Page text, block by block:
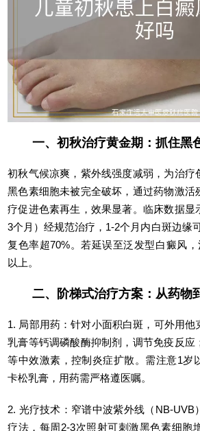
一、初秋治疗黄金期：抓住黑
初秋气候凉爽，紫外线强度减弱，为治疗
黑色素细胞未被完全破坏，通过药物激活
疗促进色素再生，效果显著。临床数据显
3个月）经规范治疗，1-2个月内白斑边缘
复色率超70%。若延误至泛发型白癜风
以上。
二、阶梯式治疗方案：从药物
1. 局部用药：针对小面积白斑，可外用他
乳膏等钙调磷酸酶抑制剂，调节免疫反应
等中效激素，控制炎症扩散。需注意1岁
卡松乳膏，用药需严格遵医嘱。
2. 光疗技术：窄谱中波紫外线（NB-UVB
疗法，每周2-3次照射可刺激黑色素细胞